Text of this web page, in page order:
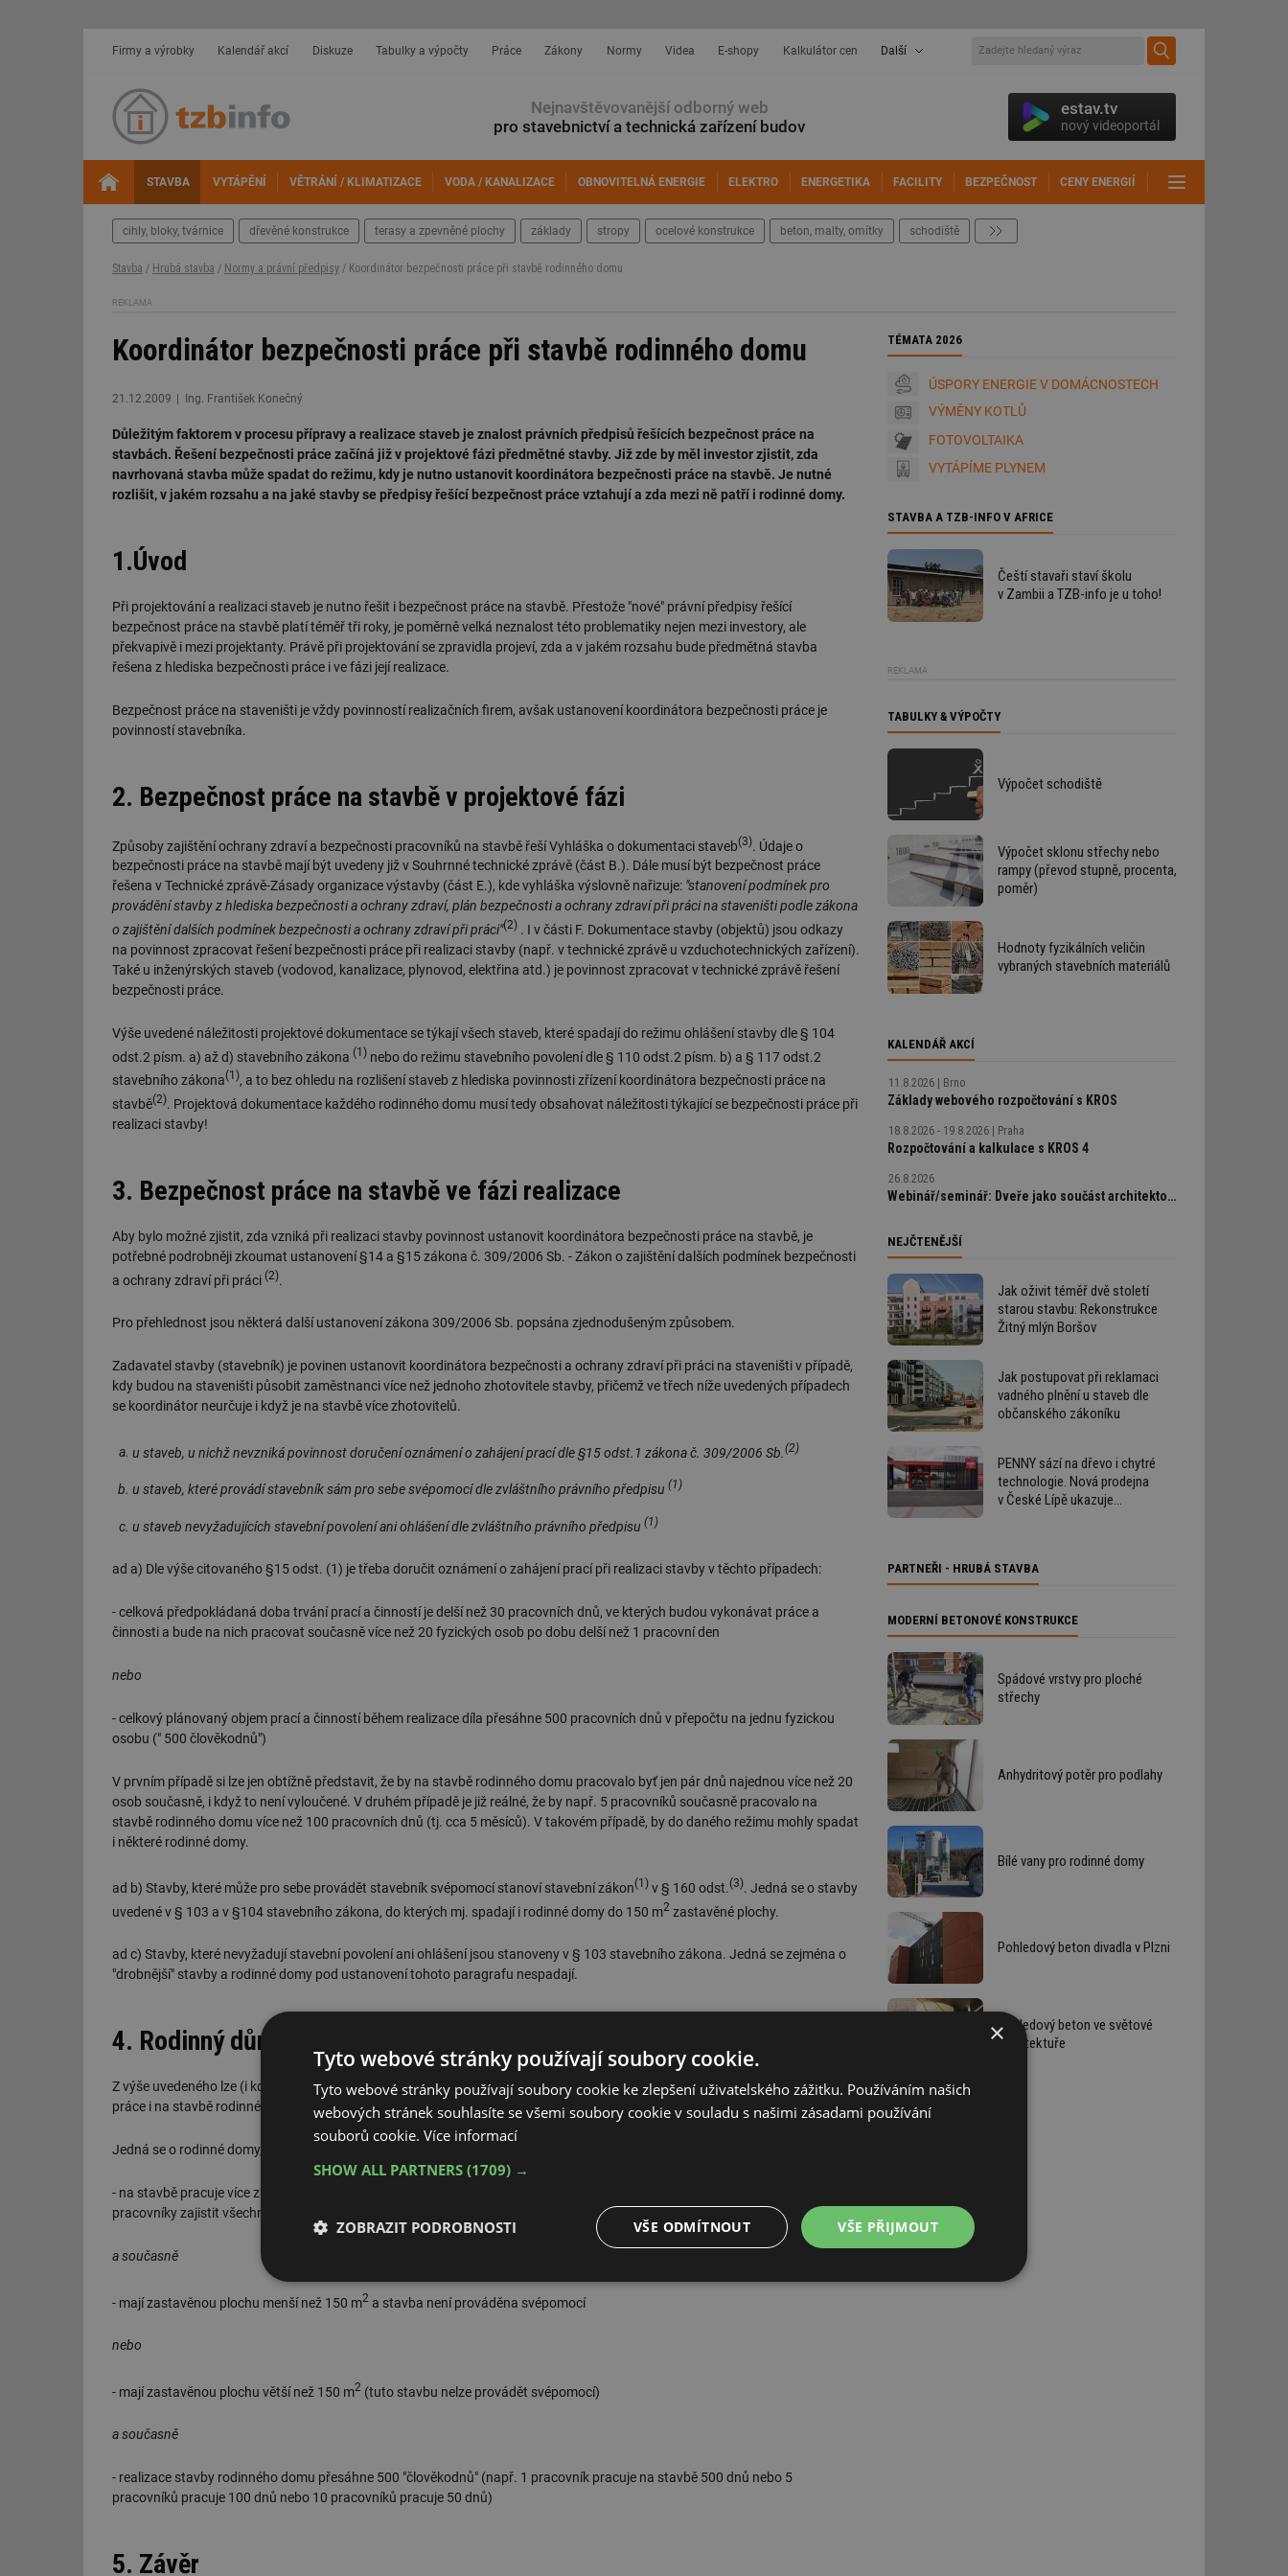
Firmy a výrobky Kalendář akcí Diskuze Tabulky a výpočty Práce Zákony Normy Videa E-shopy Kalkulátor cen Další
Nejnavštěvovanější odborný web
pro stavebnictví a technická zařízení budov
estav.tv
nový videoportál
STAVBA VYTÁPĚNÍ VĚTRÁNÍ / KLIMATIZACE VODA / KANALIZACE OBNOVITELNÁ ENERGIE ELEKTRO ENERGETIKA FACILITY BEZPEČNOST CENY ENERGIÍ
cihly, bloky, tvárnice dřevěné konstrukce terasy a zpevněné plochy základy stropy ocelové konstrukce beton, malty, omítky schodiště
Stavba / Hrubá stavba / Normy a právní předpisy / Koordinátor bezpečnosti práce při stavbě rodinného domu
REKLAMA
Koordinátor bezpečnosti práce při stavbě rodinného domu
21.12.2009 Ing. František Konečný
Důležitým faktorem v procesu přípravy a realizace staveb je znalost právních předpisů řešících bezpečnost práce na
stavbách. Řešení bezpečnosti práce začíná již v projektové fázi předmětné stavby. Již zde by měl investor zjistit, zda
navrhovaná stavba může spadat do režimu, kdy je nutno ustanovit koordinátora bezpečnosti práce na stavbě. Je nutné
rozlišit, v jakém rozsahu a na jaké stavby se předpisy řešící bezpečnost práce vztahují a zda mezi ně patří i rodinné domy.
1.Úvod
Při projektování a realizaci staveb je nutno řešit i bezpečnost práce na stavbě. Přestože "nové" právní předpisy řešící
bezpečnost práce na stavbě platí téměř tři roky, je poměrně velká neznalost této problematiky nejen mezi investory, ale
překvapivě i mezi projektanty. Právě při projektování se zpravidla projeví, zda a v jakém rozsahu bude předmětná stavba
řešena z hlediska bezpečnosti práce i ve fázi její realizace.
Bezpečnost práce na staveništi je vždy povinností realizačních firem, avšak ustanovení koordinátora bezpečnosti práce je
povinností stavebníka.
2. Bezpečnost práce na stavbě v projektové fázi
Způsoby zajištění ochrany zdraví a bezpečnosti pracovníků na stavbě řeší Vyhláška o dokumentaci staveb(3) . Údaje o
bezpečnosti práce na stavbě mají být uvedeny již v Souhrnné technické zprávě (část B.). Dále musí být bezpečnost práce
řešena v Technické zprávě-Zásady organizace výstavby (část E.), kde vyhláška výslovně nařizuje: "stanovení podmínek pro
provádění stavby z hlediska bezpečnosti a ochrany zdraví, plán bezpečnosti a ochrany zdraví při práci na staveništi podle zákona
o zajištění dalších podmínek bezpečnosti a ochrany zdraví při práci"(2) . I v části F. Dokumentace stavby (objektů) jsou odkazy
na povinnost zpracovat řešení bezpečnosti práce při realizaci stavby (např. v technické zprávě u vzduchotechnických zařízení).
Také u inženýrských staveb (vodovod, kanalizace, plynovod, elektřina atd.) je povinnost zpracovat v technické zprávě řešení
bezpečnosti práce.
Výše uvedené náležitosti projektové dokumentace se týkají všech staveb, které spadají do režimu ohlášení stavby dle § 104
odst.2 písm. a) až d) stavebního zákona (1) nebo do režimu stavebního povolení dle § 110 odst.2 písm. b) a § 117 odst.2
stavebního zákona(1), a to bez ohledu na rozlišení staveb z hlediska povinnosti zřízení koordinátora bezpečnosti práce na
stavbě(2). Projektová dokumentace každého rodinného domu musí tedy obsahovat náležitosti týkající se bezpečnosti práce při
realizaci stavby!
3. Bezpečnost práce na stavbě ve fázi realizace
Aby bylo možné zjistit, zda vzniká při realizaci stavby povinnost ustanovit koordinátora bezpečnosti práce na stavbě, je
potřebné podrobněji zkoumat ustanovení §14 a §15 zákona č. 309/2006 Sb. - Zákon o zajištění dalších podmínek bezpečnosti
a ochrany zdraví při práci (2).
Pro přehlednost jsou některá další ustanovení zákona 309/2006 Sb. popsána zjednodušeným způsobem.
Zadavatel stavby (stavebník) je povinen ustanovit koordinátora bezpečnosti a ochrany zdraví při práci na staveništi v případě,
kdy budou na staveništi působit zaměstnanci více než jednoho zhotovitele stavby, přičemž ve třech níže uvedených případech
se koordinátor neurčuje i když je na stavbě více zhotovitelů.
u staveb, u nichž nevzniká povinnost doručení oznámení o zahájení prací dle §15 odst.1 zákona č. 309/2006 Sb.(2)
u staveb, které provádí stavebník sám pro sebe svépomocí dle zvláštního právního předpisu (1)
u staveb nevyžadujících stavební povolení ani ohlášení dle zvláštního právního předpisu (1)
ad a) Dle výše citovaného §15 odst. (1) je třeba doručit oznámení o zahájení prací při realizaci stavby v těchto případech:
- celková předpokládaná doba trvání prací a činností je delší než 30 pracovních dnů, ve kterých budou vykonávat práce a
činnosti a bude na nich pracovat současně více než 20 fyzických osob po dobu delší než 1 pracovní den
nebo
- celkový plánovaný objem prací a činností během realizace díla přesáhne 500 pracovních dnů v přepočtu na jednu fyzickou
osobu (" 500 člověkodnů")
V prvním případě si lze jen obtížně představit, že by na stavbě rodinného domu pracovalo byť jen pár dnů najednou více než 20
osob současně, i když to není vyloučené. V druhém případě je již reálné, že by např. 5 pracovníků současně pracovalo na
stavbě rodinného domu více než 100 pracovních dnů (tj. cca 5 měsíců). V takovém případě, by do daného režimu mohly spadat
i některé rodinné domy.
ad b) Stavby, které může pro sebe provádět stavebník svépomocí stanoví stavební zákon(1) v § 160 odst.(3). Jedná se o stavby
uvedené v § 103 a v §104 stavebního zákona, do kterých mj. spadají i rodinné domy do 150 m2 zastavěné plochy.
ad c) Stavby, které nevyžadují stavební povolení ani ohlášení jsou stanoveny v § 103 stavebního zákona. Jedná se zejména o
"drobnější" stavby a rodinné domy pod ustanovení tohoto paragrafu nespadají.
4. Rodinný dům a koordinátor bezpečnosti na stavbě
Z výše uvedeného lze (i když poměrně složitě) zjistit, že v některých případech je nutno ustanovit koordinátora bezpečnosti
práce i na stavbě rodinného domu.
Jedná se o rodinné domy, kdy
- na stavbě pracuje více zhotovitelů (tato podmínka je splněna téměř vždy, protože stavební firmy nejsou schopny vlastními
pracovníky zajistit všechny práce na stavbě (elektřina, plyn, topení, voda, klempíři, malíři atd.))
a současně
- mají zastavěnou plochu menší než 150 m2 a stavba není prováděna svépomocí
nebo
- mají zastavěnou plochu větší než 150 m2 (tuto stavbu nelze provádět svépomocí)
a současně
- realizace stavby rodinného domu přesáhne 500 "člověkodnů" (např. 1 pracovník pracuje na stavbě 500 dnů nebo 5
pracovníků pracuje 100 dnů nebo 10 pracovníků pracuje 50 dnů)
5. Závěr
TÉMATA 2026
ÚSPORY ENERGIE V DOMÁCNOSTECH
VÝMĚNY KOTLŮ
FOTOVOLTAIKA
VYTÁPÍME PLYNEM
STAVBA A TZB-INFO V AFRICE
Čeští stavaři staví školu
v Zambii a TZB-info je u toho!
REKLAMA
TABULKY & VÝPOČTY
Výpočet schodiště
Výpočet sklonu střechy nebo
rampy (převod stupně, procenta,
poměr)
Hodnoty fyzikálních veličin
vybraných stavebních materiálů
KALENDÁŘ AKCÍ
11.8.2026 Brno
Základy webového rozpočtování s KROS
18.8.2026 - 19.8.2026 Praha
Rozpočtování a kalkulace s KROS 4
26.8.2026
Webinář/seminář: Dveře jako součást architektonického detailu, technické řešení bez chyb
NEJČTENĚJŠÍ
Jak oživit téměř dvě století
starou stavbu: Rekonstrukce
Žitný mlýn Boršov
Jak postupovat při reklamaci
vadného plnění u staveb dle
občanského zákoníku
PENNY sází na dřevo i chytré
technologie. Nová prodejna
v České Lípě ukazuje
PARTNEŘI - HRUBÁ STAVBA
MODERNÍ BETONOVÉ KONSTRUKCE
Spádové vrstvy pro ploché
střechy
Anhydritový potěr pro podlahy
Bílé vany pro rodinné domy
Pohledový beton divadla v Plzni
Pohledový beton ve světové
architektuře
×
Tyto webové stránky používají soubory cookie.
Tyto webové stránky používají soubory cookie ke zlepšení uživatelského zážitku. Používáním našich
webových stránek souhlasíte se všemi soubory cookie v souladu s našimi zásadami používání
souborů cookie. Více informací
SHOW ALL PARTNERS (1709) →
VŠE PŘIJMOUT
VŠE ODMÍTNOUT
ZOBRAZIT PODROBNOSTI
Nezbytně nutné
soubory
Výkonové
soubory
Soubory cílení Funkční soubory
Nezařazené
Nezbytně nutné soubory cookie umožňují základní funkce webových stránek, jako je přihlášení uživatele a správa účtu. Webové
stránky nelze bez nezbytně nutných souborů cookie správně používat.